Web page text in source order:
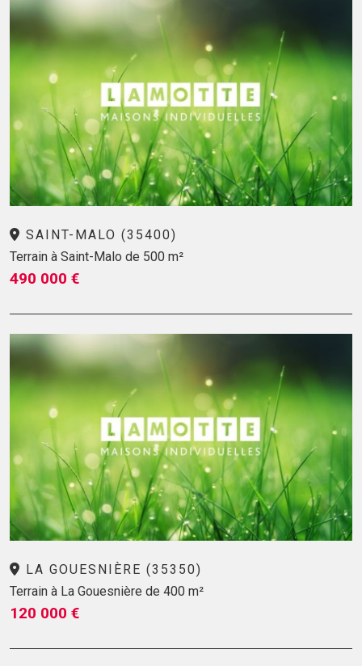
SAINT-MALO (35400)
Terrain à Saint-Malo de 500 m²
490 000 €
LA GOUESNIÈRE (35350)
Terrain à La Gouesnière de 400 m²
120 000 €